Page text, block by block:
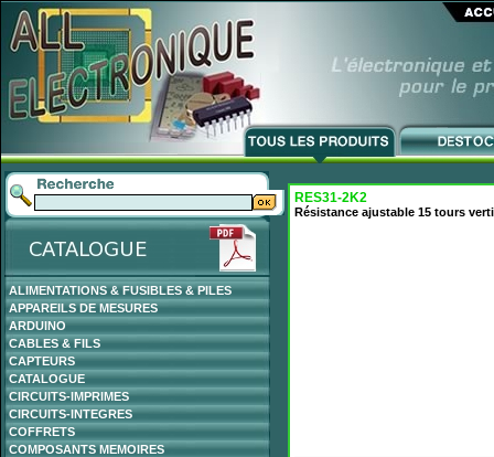
ALIMENTATIONS & FUSIBLES & PILES
APPAREILS DE MESURES
ARDUINO
CABLES & FILS
CAPTEURS
CATALOGUE
CIRCUITS-IMPRIMES
CIRCUITS-INTEGRES
COFFRETS
COMPOSANTS MEMOIRES
RES31-2K2
Résistance ajustable 15 tours